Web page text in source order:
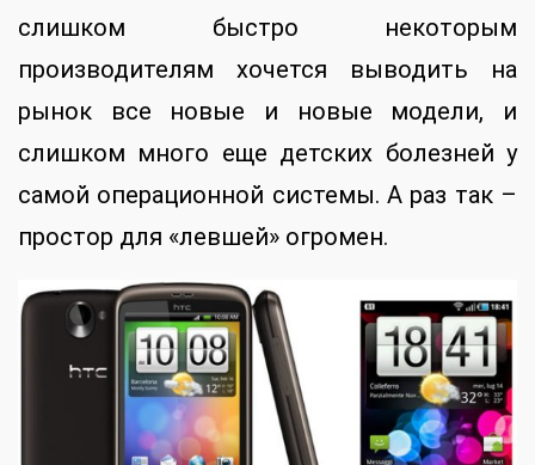
слишком быстро некоторым
производителям хочется выводить на
рынок все новые и новые модели, и
слишком много еще детских болезней у
самой операционной системы. А раз так –
простор для «левшей» огромен.